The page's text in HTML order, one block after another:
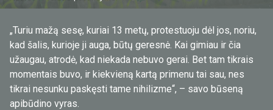
„Turiu mažą sesę, kuriai 13 metų, protestuoju dėl jos, noriu,
kad šalis, kurioje ji auga, būtų geresnė. Kai gimiau ir čia
užaugau, atrodė, kad niekada nebuvo gerai. Bet tam tikrais
momentais buvo, ir kiekvieną kartą primenu tai sau, nes
tikrai nesunku paskęsti tame nihilizme“, – savo būseną
apibūdino vyras.